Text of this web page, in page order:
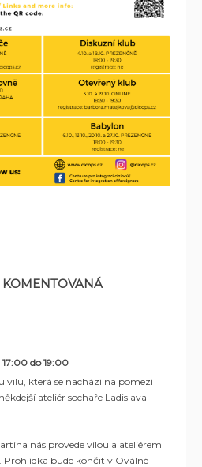
17:00 do 19:00
vilu, která se nachází na pomezí
ateliér sochaře Ladislava
nás provede vilou a ateliérem
Prohlídka bude končit v Oválné